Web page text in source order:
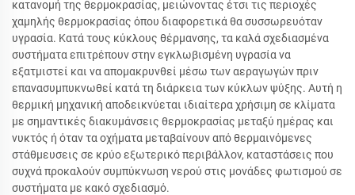
κατανομή της θερμοκρασίας, μειώνοντας έτσι τις περιοχές
χαμηλής θερμοκρασίας όπου διαφορετικά θα συσσωρευόταν
υγρασία. Κατά τους κύκλους θέρμανσης, τα καλά σχεδιασμένα
συστήματα επιτρέπουν στην εγκλωβισμένη υγρασία να
εξατμιστεί και να απομακρυνθεί μέσω των αεραγωγών πριν
επανασυμπυκνωθεί κατά τη διάρκεια των κύκλων ψύξης. Αυτή η
θερμική μηχανική αποδεικνύεται ιδιαίτερα χρήσιμη σε κλίματα
με σημαντικές διακυμάνσεις θερμοκρασίας μεταξύ ημέρας και
νυκτός ή όταν τα οχήματα μεταβαίνουν από θερμαινόμενες
στάθμευσεις σε κρύο εξωτερικό περιβάλλον, καταστάσεις που
συχνά προκαλούν συμπύκνωση νερού στις μονάδες φωτισμού σε
συστήματα με κακό σχεδιασμό.